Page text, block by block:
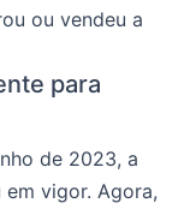
ou vendeu a
para
de 2023, a
em vigor. Agora,